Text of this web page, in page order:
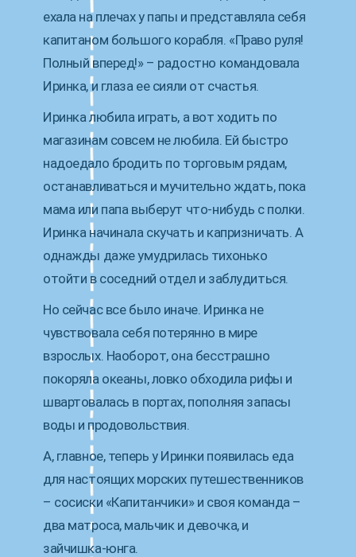
ехала на плечах у папы и представляла себя
капитаном большого корабля. «Право руля!
Полный вперед!» – радостно командовала
Иринка, и глаза ее сияли от счастья.
Иринка любила играть, а вот ходить по
магазинам совсем не любила. Ей быстро
надоедало бродить по торговым рядам,
останавливаться и мучительно ждать, пока
мама или папа выберут что-нибудь с полки.
Иринка начинала скучать и капризничать. А
однажды даже умудрилась тихонько
отойти в соседний отдел и заблудиться.
Но сейчас все было иначе. Иринка не
чувствовала себя потерянно в мире
взрослых. Наоборот, она бесстрашно
покоряла океаны, ловко обходила рифы и
швартовалась в портах, пополняя запасы
воды и продовольствия.
А, главное, теперь у Иринки появилась еда
для настоящих морских путешественников
– сосиски «Капитанчики» и своя команда –
два матроса, мальчик и девочка, и
зайчишка-юнга.